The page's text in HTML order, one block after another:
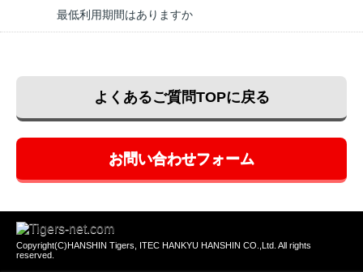
最低利用期間はありますか
よくあるご質問TOPに戻る
お問い合わせフォーム
Copyright(C)HANSHIN Tigers, ITEC HANKYU HANSHIN CO.,Ltd. All rights
reserved.